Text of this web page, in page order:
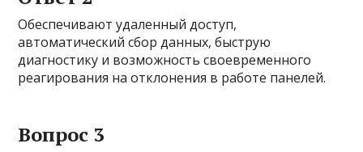
Обеспечивают удаленный доступ,
автоматический сбор данных, быструю
диагностику и возможность своевременного
реагирования на отклонения в работе панелей.
Вопрос 3